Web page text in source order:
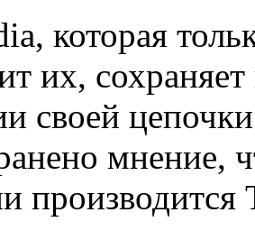
которая
их,
своей
мнение,
производится